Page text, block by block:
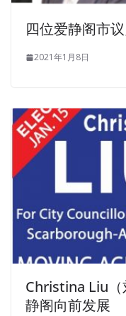
四位爱静阁市
2021年1月8日
Christina Liu（
静阁向前发展